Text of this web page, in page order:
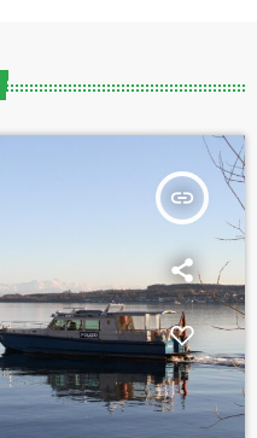
insert_link